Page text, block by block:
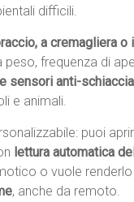
difficili.
a cremagliera o
frequenza di
sensori anti-
e animali.
puoi
lettura automatica
o vuole
, anche da remoto.